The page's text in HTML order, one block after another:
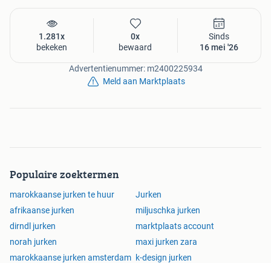
1.281x
bekeken
0x
bewaard
Sinds
16 mei '26
Advertentienummer: m2400225934
Meld aan Marktplaats
Populaire zoektermen
marokkaanse jurken te huur
Jurken
afrikaanse jurken
miljuschka jurken
dirndl jurken
marktplaats account
norah jurken
maxi jurken zara
marokkaanse jurken amsterdam k-design jurken